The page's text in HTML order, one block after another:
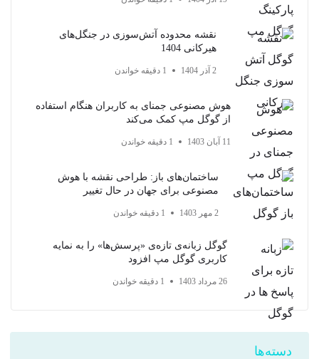
نقشه محدوده آتش‌سوزی در جنگل‌های
هیرکانی 1404
2 آذر 1404 1 دقیقه خواندن
هوش مصنوعی جمنای به کاربران هنگام استفاده
از گوگل مپ کمک می‌کند
11 آبان 1403 1 دقیقه خواندن
ساختمان‌های باز: طراحی نقشه با هوش
مصنوعی برای جهان در حال تغییر
2 مهر 1403 1 دقیقه خواندن
گوگل زبانه‌ی تازه‌ی «پرسش‌ها» را به نمایه
کاربری گوگل مپ افزود
26 مرداد 1403 1 دقیقه خواندن
دسته‌ها